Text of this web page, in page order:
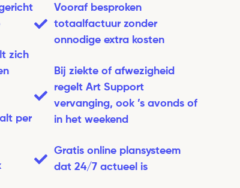
zich
per
Vooraf besproken
totaalfactuur zonder
onnodige extra kosten
Bij ziekte of afwezigheid
regelt Art Support
vervanging, ook ’s avonds of
in het weekend
Gratis online plansysteem
dat 24/7 actueel is